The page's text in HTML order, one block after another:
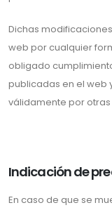
Dichas
web por cualquier
obligado
publicadas en el web
válidamente por
Indicación de
En caso de que se